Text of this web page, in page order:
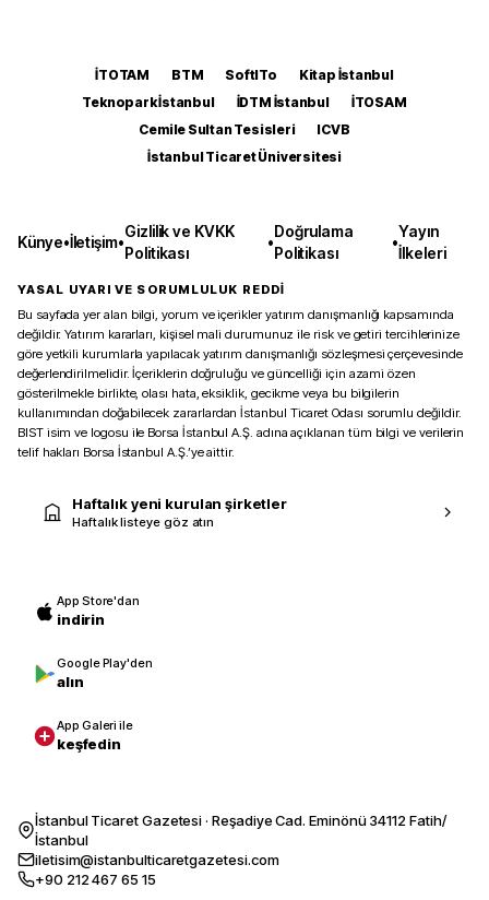
İTOTAM BTM SoftITo
Kitap İstanbul
Teknopark İstanbul
İDTM İstanbul
İTOSAM
Cemile Sultan Tesisleri
ICVB
İstanbul Ticaret Üniversitesi
Künye•İletişim•
Gizlilik ve KVKK
Politikası
•
Doğrulama
Politikası
•
Yayın
İlkeleri
YASAL UYARI VE SORUMLULUK REDDİ
Bu sayfada yer alan bilgi, yorum ve içerikler yatırım danışmanlığı kapsamında
değildir. Yatırım kararları, kişisel mali durumunuz ile risk ve getiri tercihlerinize
göre yetkili kurumlarla yapılacak yatırım danışmanlığı sözleşmesi çerçevesinde
değerlendirilmelidir. İçeriklerin doğruluğu ve güncelliği için azami özen
gösterilmekle birlikte, olası hata, eksiklik, gecikme veya bu bilgilerin
kullanımından doğabilecek zararlardan İstanbul Ticaret Odası sorumlu değildir.
BIST isim ve logosu ile Borsa İstanbul A.Ş. adına açıklanan tüm bilgi ve verilerin
telif hakları Borsa İstanbul A.Ş.’ye aittir.
Haftalık yeni kurulan şirketler
Haftalık listeye göz atın
App Store'dan
indirin
Google Play'den
alın
App Galeri ile
keşfedin
İstanbul Ticaret Gazetesi · Reşadiye Cad. Eminönü 34112 Fatih/
İstanbul
iletisim@istanbulticaretgazetesi.com
+90 212 467 65 15